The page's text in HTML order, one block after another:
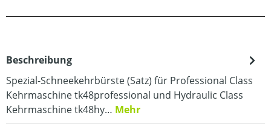
Beschreibung
Spezial-Schneekehrbürste (Satz) für Professional Class
Kehrmaschine tk48professional und Hydraulic Class
Kehrmaschine tk48hy… Mehr